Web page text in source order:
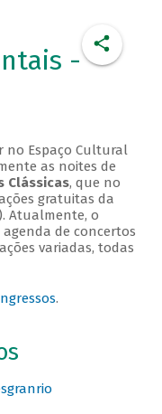
-
no Espaço Cultural
as noites de
Clássicas, que no
gratuitas da
Atualmente, o
de concertos
variadas, todas
.